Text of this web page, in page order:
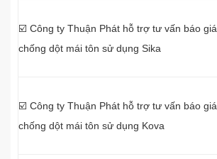
☑️ Công ty Thuận Phát hỗ trợ tư vấn báo giá
chống dột mái tôn sử dụng Sika
☑️ Công ty Thuận Phát hỗ trợ tư vấn báo giá
chống dột mái tôn sử dụng Kova